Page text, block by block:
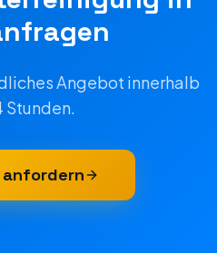
Angebot innerhalb
Stunden.